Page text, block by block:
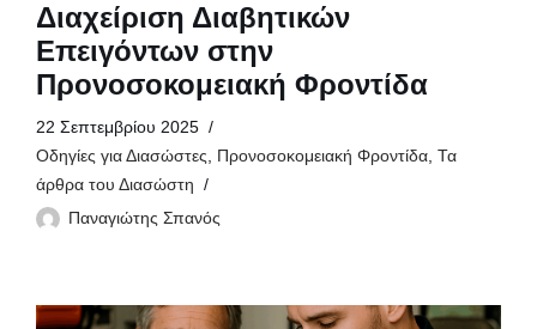
Διαχείριση Διαβητικών
Επειγόντων στην
Προνοσοκομειακή Φροντίδα
22 Σεπτεμβρίου 2025
Οδηγίες για Διασώστες, Προνοσοκομειακή Φροντίδα, Τα
άρθρα του Διασώστη
Παναγιώτης Σπανός